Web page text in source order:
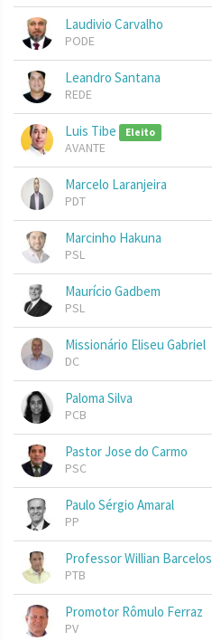
Laudivio Carvalho
PODE
Leandro Santana
REDE
Luis Tibe Eleito
AVANTE
Marcelo Laranjeira
PDT
Marcinho Hakuna
PSL
Maurício Gadbem
PSL
Missionário Eliseu Gabriel
DC
Paloma Silva
PCB
Pastor Jose do Carmo
PSC
Paulo Sérgio Amaral
PP
Professor Willian Barcelos
PTB
Promotor Rômulo Ferraz
PV